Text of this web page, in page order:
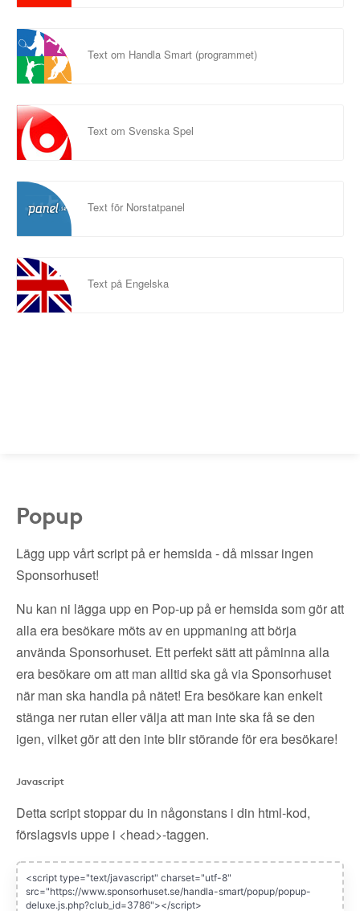
Text om Handla Smart (programmet)
Text om Svenska Spel
Text för Norstatpanel
Text på Engelska
Popup
Lägg upp vårt script på er hemsida - då missar ingen
Sponsorhuset!
Nu kan ni lägga upp en Pop-up på er hemsida som gör att
alla era besökare möts av en uppmaning att börja
använda Sponsorhuset. Ett perfekt sätt att påminna alla
era besökare om att man alltid ska gå via Sponsorhuset
när man ska handla på nätet! Era besökare kan enkelt
stänga ner rutan eller välja att man inte ska få se den
igen, vilket gör att den inte blir störande för era besökare!
Javascript
Detta script stoppar du in någonstans i din html-kod,
förslagsvis uppe i <head>-taggen.